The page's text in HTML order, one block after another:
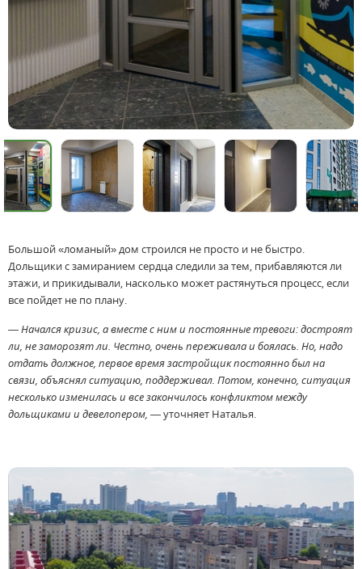
Большой «ломаный» дом строился не просто и не быстро.
Дольщики с замиранием сердца следили за тем, прибавляются ли
этажи, и прикидывали, насколько может растянуться процесс, если
все пойдет не по плану.
— Начался кризис, а вместе с ним и постоянные тревоги: достроят
ли, не заморозят ли. Честно, очень переживала и боялась. Но, надо
отдать должное, первое время застройщик постоянно был на
связи, объяснял ситуацию, поддерживал. Потом, конечно, ситуация
несколько изменилась и все закончилось конфликтом между
дольщиками и девелопером, — уточняет Наталья.